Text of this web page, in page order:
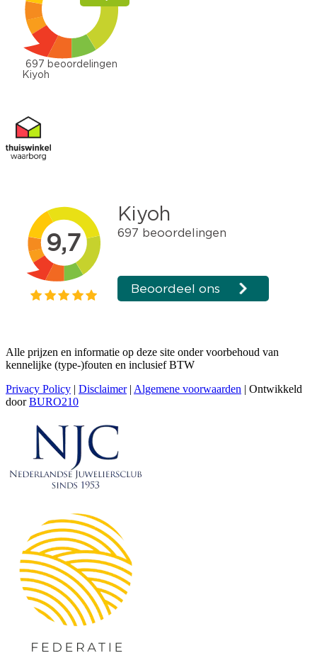
Alle prijzen en informatie op deze site onder voorbehoud van
kennelijke (type-)fouten en inclusief BTW
Privacy Policy | Disclaimer| Algemene voorwaarden | Ontwikkeld
doorBURO210